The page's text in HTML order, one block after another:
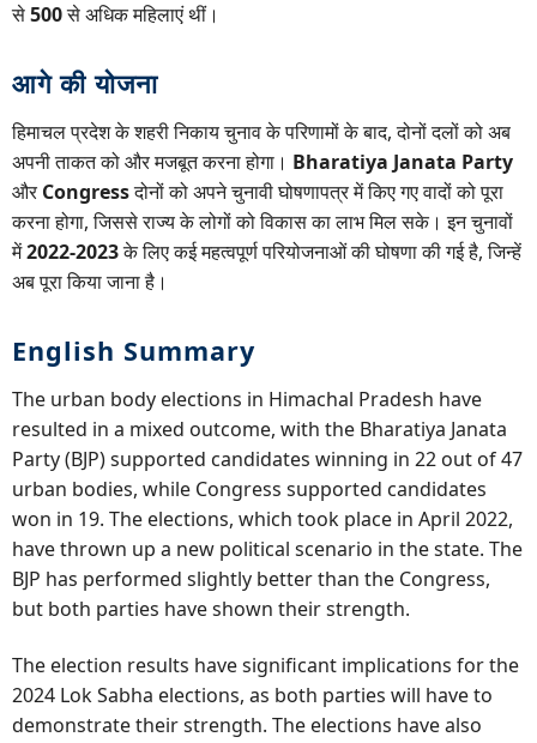
से500से अधिक महिलाएं थीं।
आगे की योजना
हिमाचल प्रदेश के शहरी निकाय चुनाव के परिणामों के बाद, दोनों दलों को अब
अपनी ताकत को और मजबूत करना होगा। Bharatiya Janata Party
और Congressदोनों को अपने चुनावी घोषणापत्र में किए गए वादों को पूरा
करना होगा, जिससे राज्य के लोगों को विकास का लाभ मिल सके। इन चुनावों
में2022-2023के लिए कई महत्वपूर्ण परियोजनाओं की घोषणा की गई है, जिन्हें
अब पूरा किया जाना है।
English Summary
The urban body elections in Himachal Pradesh have
resulted in a mixed outcome, with the Bharatiya Janata
Party (BJP) supported candidates winning in 22 out of 47
urban bodies, while Congress supported candidates
won in 19. The elections, which took place in April 2022,
have thrown up a new political scenario in the state. The
BJP has performed slightly better than the Congress,
but both parties have shown their strength.
The election results have significant implications for the
2024 Lok Sabha elections, as both parties will have to
demonstrate their strength. The elections have also